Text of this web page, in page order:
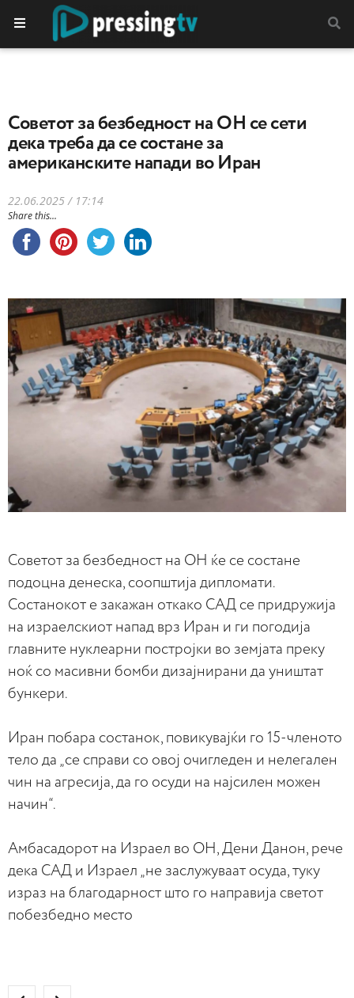
Советот за безбедност на ОН се сети
дека треба да се состане за
американските напади во Иран
22.06.2025 / 17:14
Share this...
Советот за безбедност на ОН ќе се состане
подоцна денеска, соопштија дипломати.
Состанокот е закажан откако САД се придружија
на израелскиот напад врз Иран и ги погодија
главните нуклеарни постројки во земјата преку
ноќ со масивни бомби дизајнирани да уништат
бункери.
Иран побара состанок, повикувајќи го 15-членото
тело да „се справи со овој очигледен и нелегален
чин на агресија, да го осуди на најсилен можен
начин“.
Амбасадорот на Израел во ОН, Дени Данон, рече
дека САД и Израел „не заслужуваат осуда, туку
израз на благодарност што го направија светот
побезбедно место